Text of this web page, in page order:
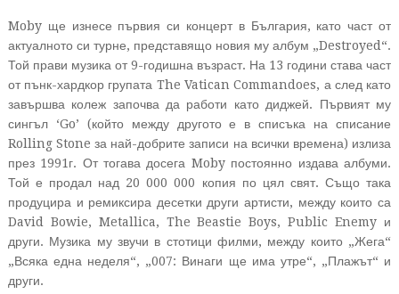
Moby ще изнесе първия си концерт в България, като част от
актуалното си турне, представящо новия му албум „Destroyed“.
Той прави музика от 9-годишна възраст. На 13 години става част
от пънк-хардкор групата The Vatican Commandoes, а след като
завършва колеж започва да работи като диджей. Първият му
сингъл ‘Go’ (който между другото е в списъка на списание
Rolling Stone за най-добрите записи на всички времена) излиза
през 1991г. От тогава досега Moby постоянно издава албуми.
Той е продал над 20 000 000 копия по цял свят. Също така
продуцира и ремиксира десетки други артисти, между които са
David Bowie, Metallica, The Beastie Boys, Public Enemy и
други. Музика му звучи в стотици филми, между които „Жега“
„Всяка една неделя“, „007: Винаги ще има утре“, „Плажът“ и
други.